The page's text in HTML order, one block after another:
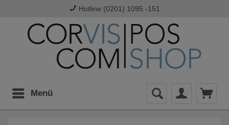
Hotline (0201) 1095 -151
Menü